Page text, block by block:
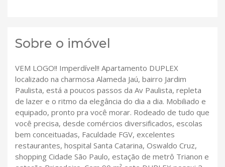
Sobre o imóvel
VEM LOGO!! Imperdível!! Apartamento DUPLEX
localizado na charmosa Alameda Jaú, bairro Jardim
Paulista, está a poucos passos da Av Paulista, repleta
de lazer e o ritmo da elegância do dia a dia. Mobiliado e
equipado, pronto pra você morar. Rodeado de tudo que
você precisa, desde comércios diversificados, escolas
bem conceituadas, Faculdade FGV, excelentes
restaurantes, hospital Santa Catarina, Oswaldo Cruz,
shopping Cidade São Paulo, estação de metrô Trianon e